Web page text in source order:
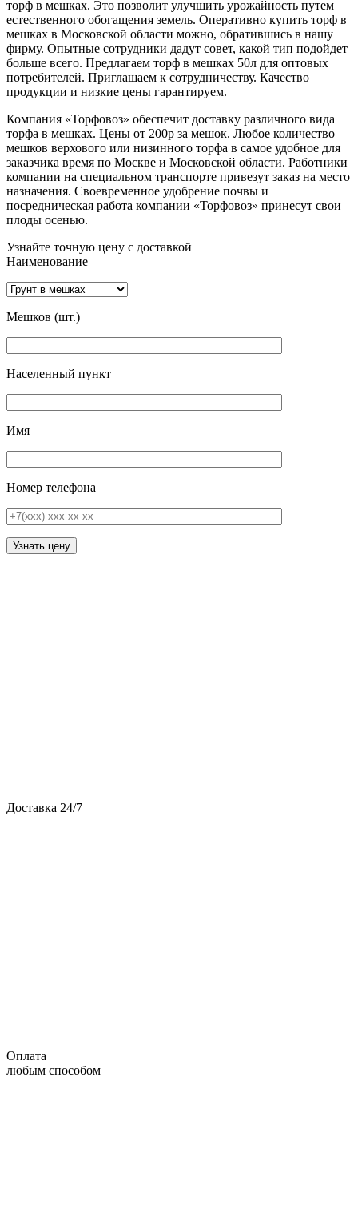
торф в мешках. Это позволит улучшить урожайность путем
естественного обогащения земель. Оперативно купить торф в
мешках в Московской области можно, обратившись в нашу
фирму. Опытные сотрудники дадут совет, какой тип подойдет
больше всего. Предлагаем торф в мешках 50л для оптовых
потребителей. Приглашаем к сотрудничеству. Качество
продукции и низкие цены гарантируем.
Компания «Торфовоз» обеспечит доставку различного вида
торфа в мешках. Цены от 200р за мешок. Любое количество
мешков верхового или низинного торфа в самое удобное для
заказчика время по Москве и Московской области. Работники
компании на специальном транспорте привезут заказ на место
назначения. Своевременное удобрение почвы и
посредническая работа компании «Торфовоз» принесут свои
плоды осенью.
Узнайте точную цену с доставкой
Наименование
Мешков (шт.)
Населенный пункт
Имя
Номер телефона
Доставка 24/7
Оплата
любым способом